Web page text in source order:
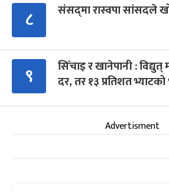
८ संसद्‍मा रास्वपा सांसदले
९
सिँचाइ र खानेपानी :
दर, तर १३ प्रतिशत भ्याटको
Advertisment